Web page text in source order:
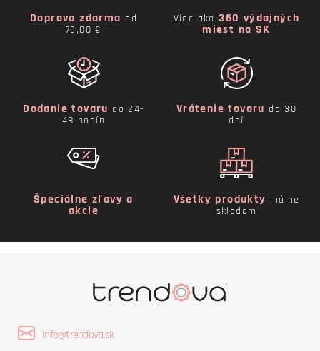
Doprava zdarma od
75,00 €
Viac ako360 výdajných
miest na SK
Dodanie tovaru do 24-
48 hodín
Vrátenie tovaru do 30
dní
Špeciálne zľavy a
akcie
Všetky produkty máme
skladom
info@trendova.sk